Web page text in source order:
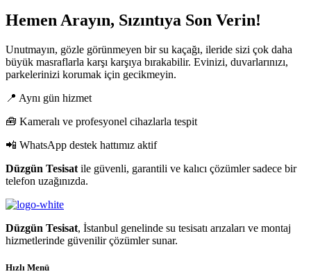
Hemen Arayın, Sızıntıya Son Verin!
Unutmayın, gözle görünmeyen bir su kaçağı, ileride sizi çok daha
büyük masraflarla karşı karşıya bırakabilir. Evinizi, duvarlarınızı,
parkelerinizi korumak için gecikmeyin.
📍 Aynı gün hizmet
🧰 Kameralı ve profesyonel cihazlarla tespit
📲 WhatsApp destek hattımız aktif
Düzgün Tesisat ile güvenli, garantili ve kalıcı çözümler sadece bir
telefon uzağınızda.
Düzgün Tesisat, İstanbul genelinde su tesisatı arızaları ve montaj
hizmetlerinde güvenilir çözümler sunar.
Hızlı Menü